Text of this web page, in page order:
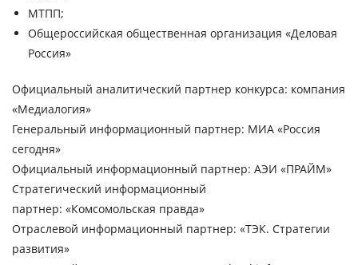
МТПП;
Общероссийская общественная организация «Деловая
Россия»
Официальный аналитический партнер конкурса: компания
«Медиалогия»
Генеральный информационный партнер: МИА «Россия
сегодня»
Официальный информационный партнер: АЭИ «ПРАЙМ»
Стратегический информационный
партнер: «Комсомольская правда»
Отраслевой информационный партнер: «ТЭК. Стратегии
развития»